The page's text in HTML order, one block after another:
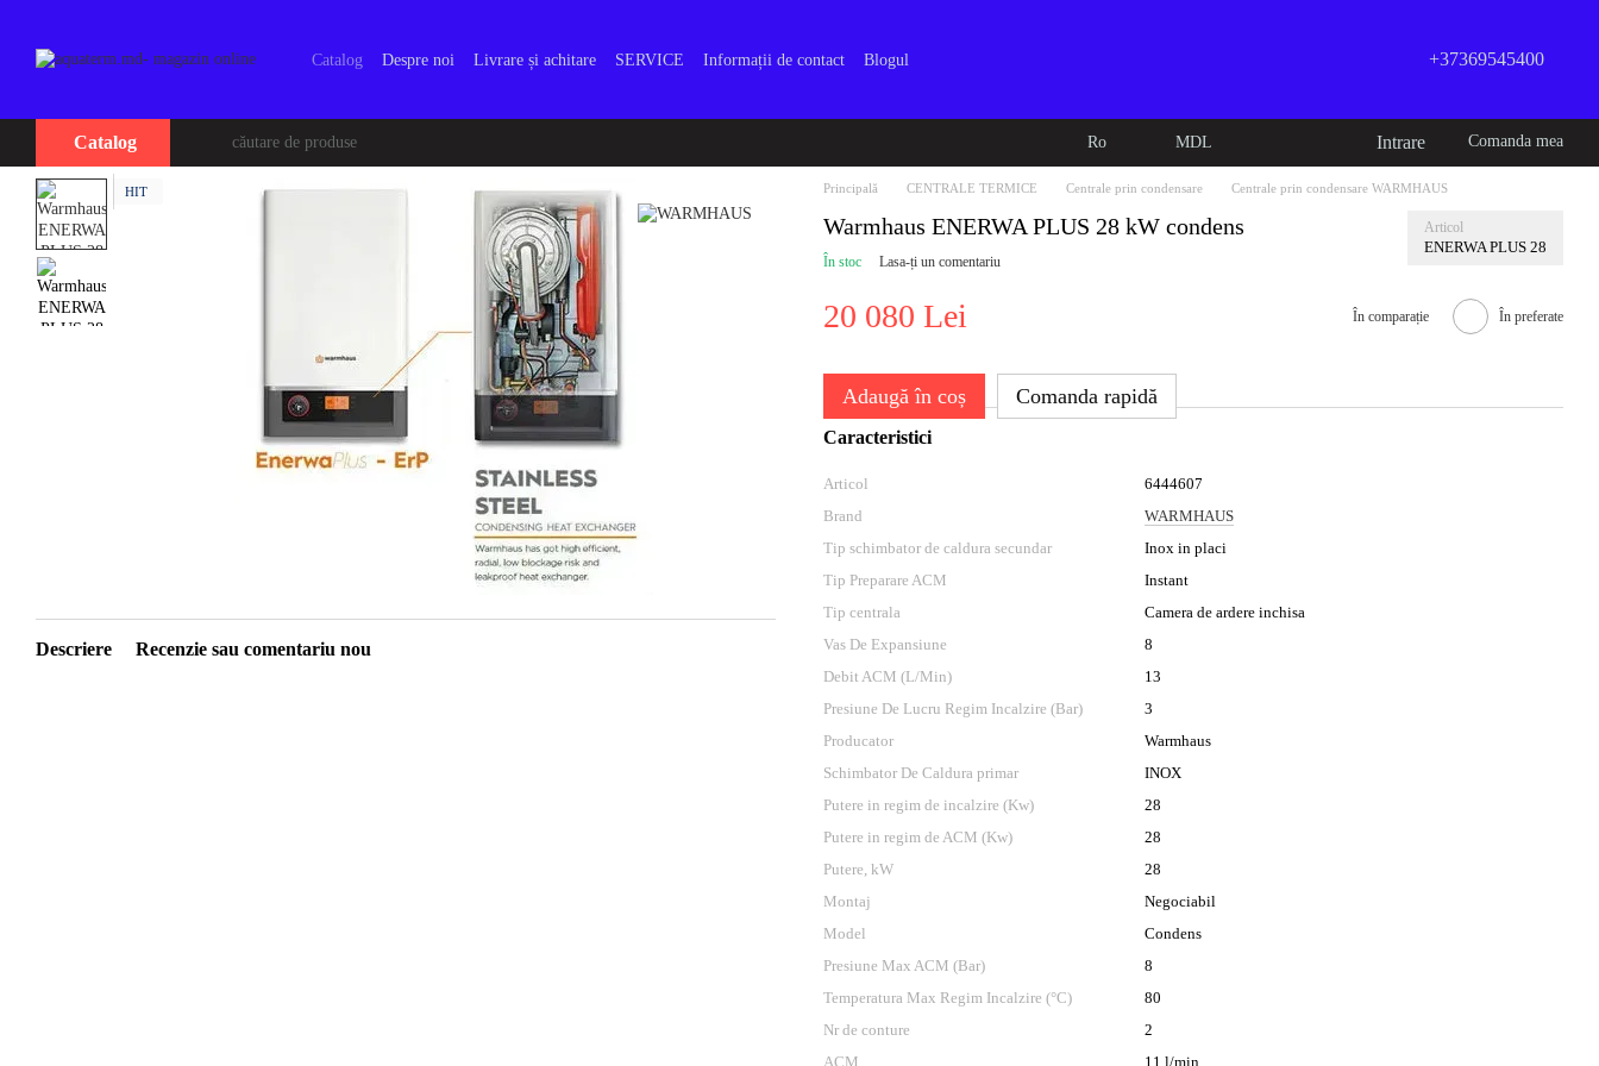
Catalog Despre noi Livrare și achitare SERVICE Informații de contact Blogul +37369545400
Catalog Ro MDL Intrare Comanda mea
HIT
Descriere Recenzie sau comentariu nou
Principală CENTRALE TERMICE Centrale prin condensare Centrale prin condensare WARMHAUS
Warmhaus ENERWA PLUS 28 kW condens Articol
ENERWA PLUS 28
În stoc Lasa-ți un comentariu
20 080 Lei În comparație În preferate
Adaugă în coș Comanda rapidă
Caracteristici
Articol
6444607
Brand
WARMHAUS
Tip schimbator de caldura secundar
Inox in placi
Tip Preparare ACM
Instant
Tip centrala
Camera de ardere inchisa
Vas De Expansiune
8
Debit ACM (L/Min)
13
Presiune De Lucru Regim Incalzire (Bar)
3
Producator
Warmhaus
Schimbator De Caldura primar
INOX
Putere in regim de incalzire (Kw)
28
Putere in regim de ACM (Kw)
28
Putere, kW
28
Montaj
Negociabil
Model
Condens
Presiune Max ACM (Bar)
8
Temperatura Max Regim Incalzire (°C)
80
Nr de conture
2
ACM
11 l/min